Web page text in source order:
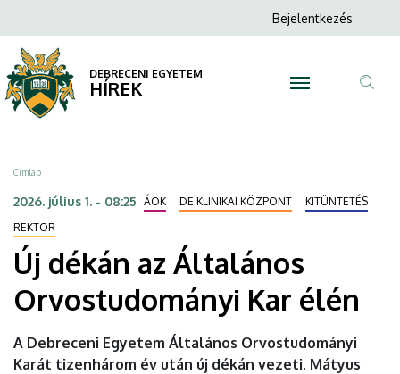
dékán
az
Általános
Orvostudományi
Kar
élén
DEBRECENI
EGYETEM
a
tartalomra
Anonim
menüje
Bejelentkezés
DEBRECENI EGYETEM
HÍREK
Morzsa
Címlap
2026. július 1. - 08:25 ÁOK DE KLINIKAI KÖZPONT
KITÜNTETÉS
REKTOR
Új dékán az Általános
Orvostudományi Kar élén
A Debreceni Egyetem Általános Orvostudományi
Karát tizenhárom év után új dékán vezeti. Mátyus